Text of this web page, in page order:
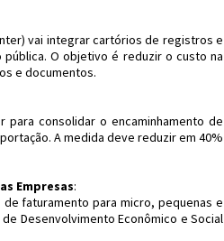
vai integrar cartórios de registros e
O objetivo é reduzir o custo na
e documentos.
consolidar o encaminhamento de
A medida deve reduzir em 40%
Empresas:
de faturamento para micro, pequenas e
Desenvolvimento Econômico e Social